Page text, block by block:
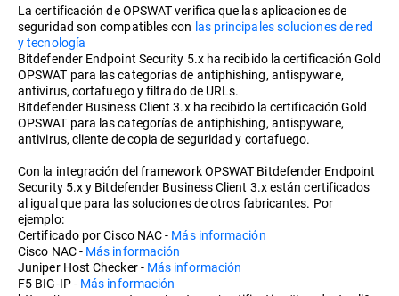
La certificación de OPSWAT verifica que las aplicaciones de
seguridad son compatibles con las principales soluciones de red
y tecnología
Bitdefender Endpoint Security 5.x ha recibido la certificación Gold
OPSWAT para las categorías de antiphishing, antispyware,
antivirus, cortafuego y filtrado de URLs.
Bitdefender Business Client 3.x ha recibido la certificación Gold
OPSWAT para las categorías de antiphishing, antispyware,
antivirus, cliente de copia de seguridad y cortafuego.
Con la integración del framework OPSWAT Bitdefender Endpoint
Security 5.x y Bitdefender Business Client 3.x están certificados
al igual que para las soluciones de otros fabricantes. Por
ejemplo:
Certificado por Cisco NAC - Más información
Cisco NAC - Más información
Juniper Host Checker - Más información
F5 BIG-IP - Más información